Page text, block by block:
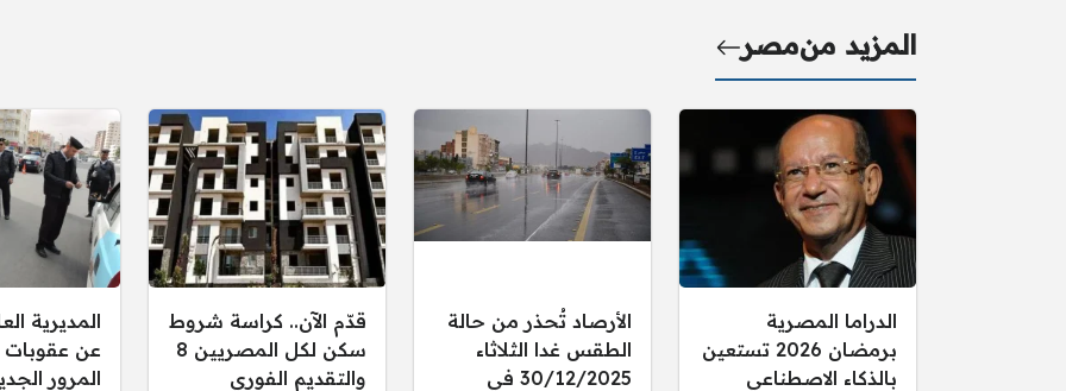
المزيد منمصر
الدراما المصرية
برمضان 2026 تستعين
بالذكاء الاصطناعي
الأرصاد تُحذر من حالة
الطقس غدا الثلاثاء
30/12/2025 في
قدّم الآن.. كراسة شروط
سكن لكل المصريين 8
والتقديم الفوري
المديرية
عن عقوبات
المرور